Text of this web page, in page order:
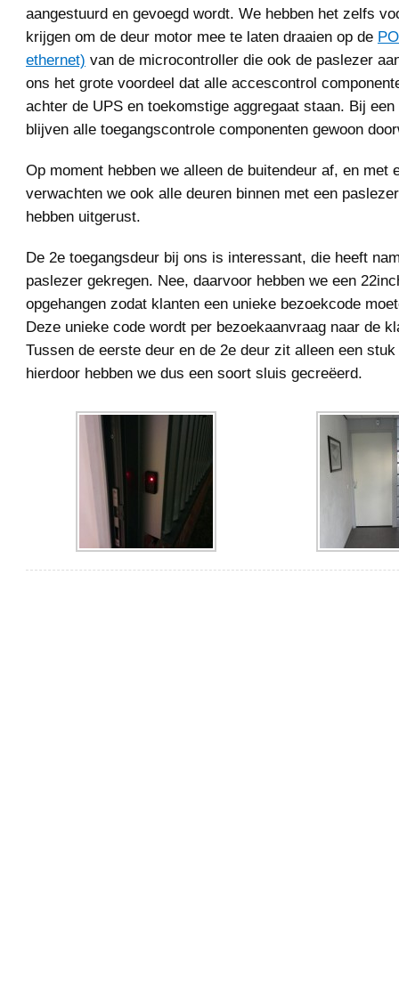
aangestuurd en gevoegd wordt. We hebben het zelfs
krijgen om de deur motor mee te laten draaien op de
ethernet) van de microcontroller die ook de paslezer
ons het grote voordeel dat alle accescontrol
achter de UPS en toekomstige aggregaat staan. Bij
blijven alle toegangscontrole componenten gewoon
Op moment hebben we alleen de buitendeur af, en met
verwachten we ook alle deuren binnen met een
hebben uitgerust.
De 2e toegangsdeur bij ons is interessant, die heeft
paslezer gekregen. Nee, daarvoor hebben we een
opgehangen zodat klanten een unieke bezoekcode
Deze unieke code wordt per bezoekaanvraag naar de
Tussen de eerste deur en de 2e deur zit alleen een stuk
hierdoor hebben we dus een soort sluis gecreëerd.